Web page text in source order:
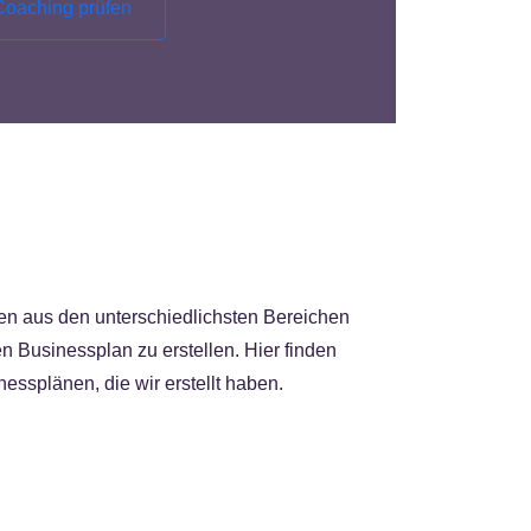
prüfen
aus den unterschiedlichsten Bereichen
Businessplan zu erstellen. Hier finden
die wir erstellt haben.